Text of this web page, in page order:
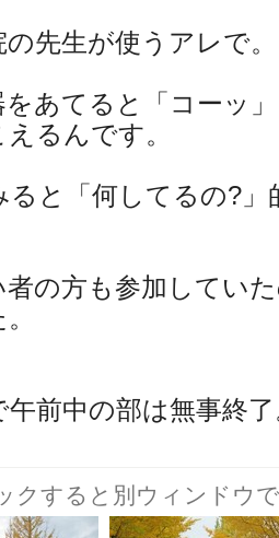
先生が使うアレで。
をあてると「コーッ
るんです。
ると「何してるの?」
者の方も参加してい
午前中の部は無事終
クすると別ウィンドウ